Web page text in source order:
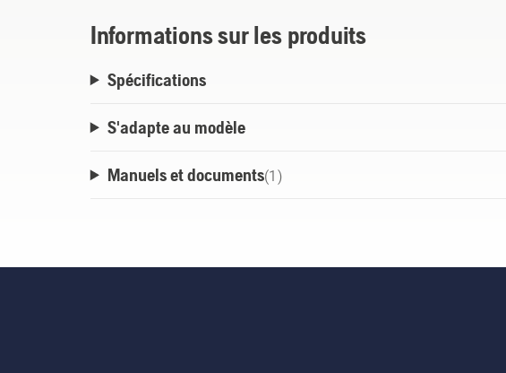
Informations sur les produits
Spécifications
S'adapte au modèle
Manuels et documents(1 )